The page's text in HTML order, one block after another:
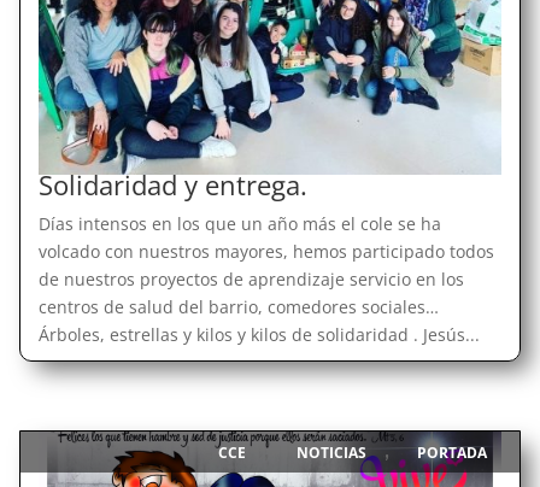
Solidaridad y entrega.
Días intensos en los que un año más el cole se ha
volcado con nuestros mayores, hemos participado todos
de nuestros proyectos de aprendizaje servicio en los
centros de salud del barrio, comedores sociales…
Árboles, estrellas y kilos y kilos de solidaridad . Jesús...
CCE , NOTICIAS , PORTADA